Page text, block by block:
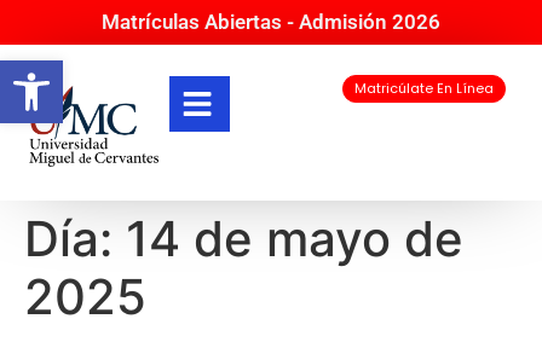
Abrir barra de herramientas
Matrículas Abiertas - Admisión 2026
Matricúlate En Línea
Día: 14 de mayo de
2025